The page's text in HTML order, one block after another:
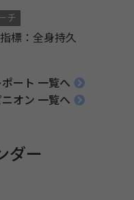
チ
標：全身持久
ート 一覧へ
オン 一覧へ
ダー